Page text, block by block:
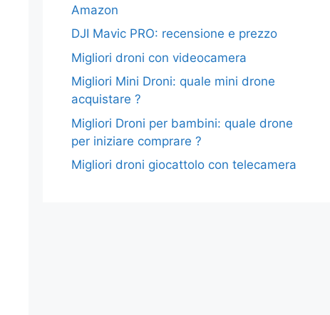
Amazon
DJI Mavic PRO: recensione e prezzo
Migliori droni con videocamera
Migliori Mini Droni: quale mini drone
acquistare ?
Migliori Droni per bambini: quale drone
per iniziare comprare ?
Migliori droni giocattolo con telecamera